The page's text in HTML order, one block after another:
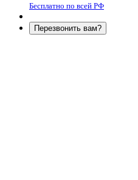
Бесплатно по всей РФ
Перезвонить вам?